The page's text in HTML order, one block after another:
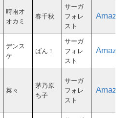
時雨オ
オカミ
春千秋
サーガ
フォレ
スト
Amazon
デンス
ケ
ばん！
サーガ
フォレ
スト
Amazon
菜々
茅乃原
ち子
サーガ
フォレ
スト
Amazon